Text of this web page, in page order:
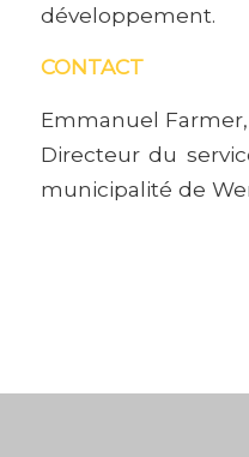
développement.
CONTACT
Emmanuel
Directeur du
municipalité de